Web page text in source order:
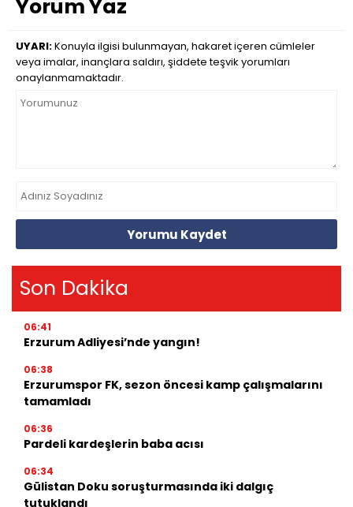
Yorum Yaz
UYARI:Konuyla ilgisi bulunmayan, hakaret içeren cümleler
veya imalar, inançlara saldırı, şiddete teşvik yorumları
onaylanmamaktadır.
Yorumu Kaydet
Son Dakika
06:41
Erzurum Adliyesi’nde yangın!
06:38
Erzurumspor FK, sezon öncesi kamp çalışmalarını
tamamladı
06:36
Pardeli kardeşlerin baba acısı
06:34
Gülistan Doku soruşturmasında iki dalgıç
tutuklandı